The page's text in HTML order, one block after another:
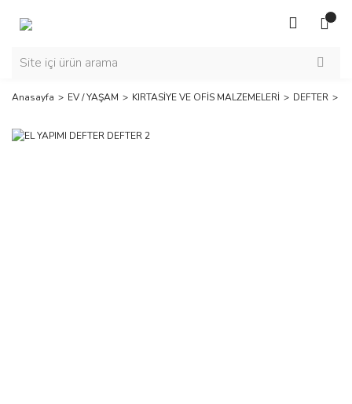
Anasayfa EV / YAŞAM KIRTASİYE VE OFİS MALZEMELERİ DEFTER